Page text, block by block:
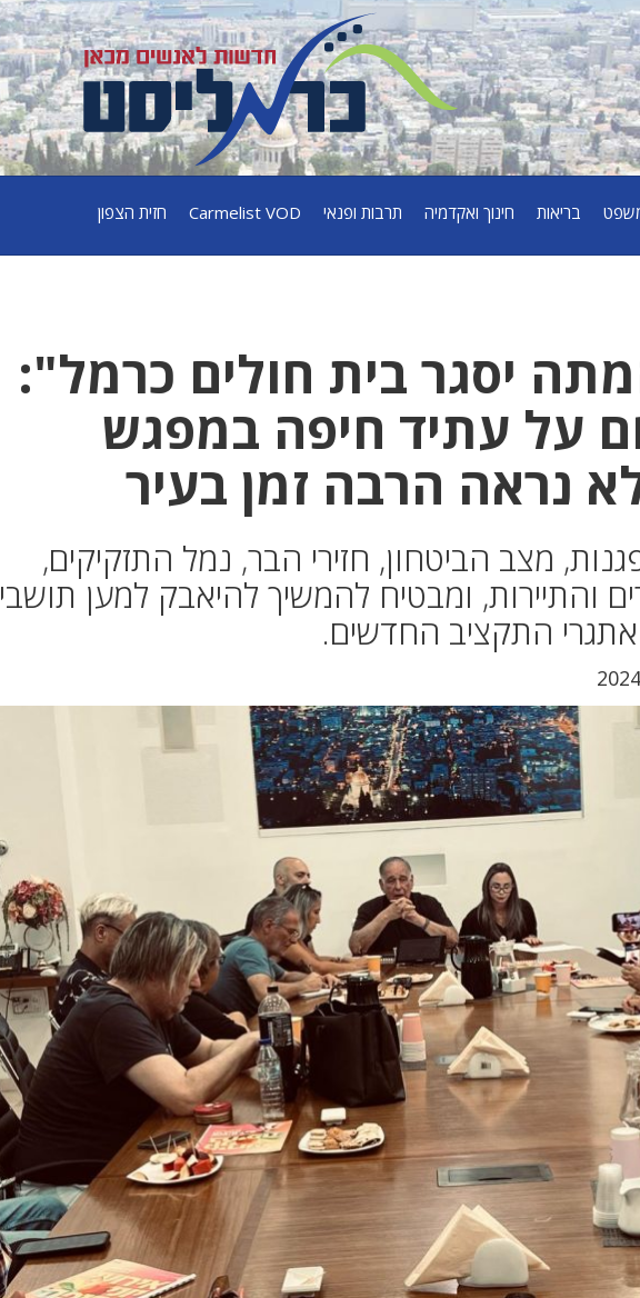
בריאות חינוך ואקדמיה תרבות ופנאי Carmelist VOD חזית הצפון
יסגר בית חולים כרמל":
על עתיד חיפה במפגש
נראה הרבה זמן בעיר
מצב הביטחון, חזירי הבר, נמל התזקיקים,
והתיירות, ומבטיח להמשיך להיאבק למען תושבי
התקציב החדשים.